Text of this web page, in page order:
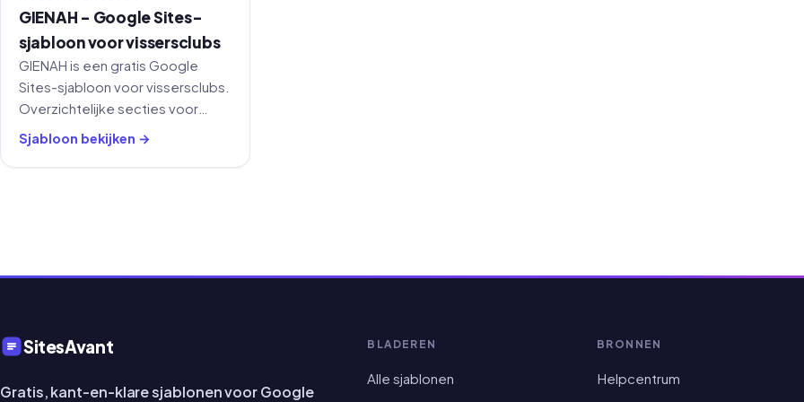
GIENAH - Google Sites-
sjabloon voor vissersclubs
GIENAH is een gratis Google
Sites-sjabloon voor vissersclubs.
Overzichtelijke secties voor
evenementen, galerij,
lidmaatschap en contact - klaar
om te kopiëren en aan te passen.
Sjabloon bekijken →
SitesAvant
Gratis, kant-en-klare sjablonen voor Google
BLADEREN
Alle sjablonen
BRONNEN
Helpcentrum